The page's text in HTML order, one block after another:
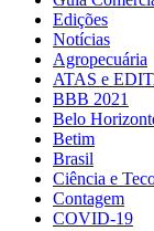
Edições
Notícias
Agropecuária
ATAS e
BBB 2021
Belo
Betim
Brasil
Ciência e
Contagem
COVID-19